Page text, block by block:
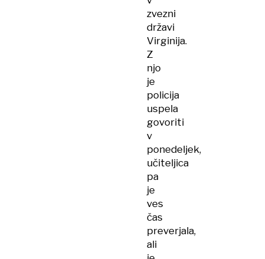
zvezni
državi
Virginija.
Z
njo
je
policija
uspela
govoriti
v
ponedeljek,
učiteljica
pa
je
ves
čas
preverjala,
ali